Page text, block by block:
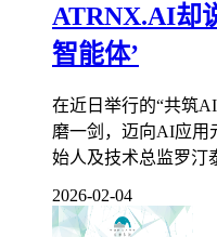
ATRNX.AI却
智能体’
在近日举行的“共筑
磨一剑，迈向AI应用
始人及技术总监罗汀
2026-02-04